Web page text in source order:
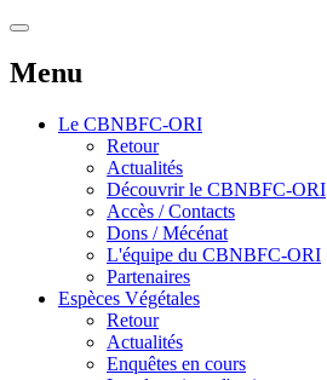
Menu
Le CBNBFC-ORI
Retour
Actualités
Découvrir le CBNBFC-ORI
Accès / Contacts
Dons / Mécénat
L'équipe du CBNBFC-ORI
Partenaires
Espèces Végétales
Retour
Actualités
Enquêtes en cours